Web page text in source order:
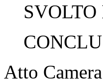
SVOLTO
Atto Camera